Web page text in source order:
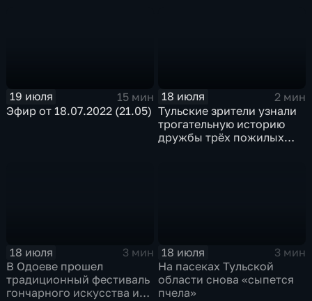
19 июля
15 мин
Эфир от 18.07.2022 (21.05)
18 июля
2 мин
Тульские зрители узнали
трогательную историю
дружбы трёх пожилых
18 июля
3 мин
В Одоеве прошел
традиционный фестиваль
гончарного искусства и
18 июля
3 мин
На пасеках Тульской
области снова «сыпется
пчела»